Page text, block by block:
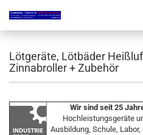
Lötgeräte, Lötbäder
Zinnabroller + Zubehör
Wir sind seit 25
Hochleistungsgeräte
Ausbildung, Schule,